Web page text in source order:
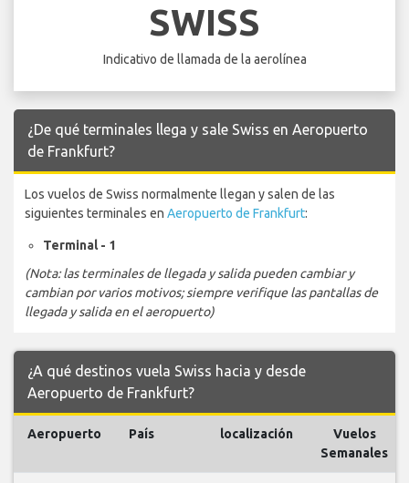
SWISS
Indicativo de llamada de la aerolínea
¿De qué terminales llega y sale Swiss en Aeropuerto
de Frankfurt?
Los vuelos de Swiss normalmente llegan y salen de las
siguientes terminales en Aeropuerto de Frankfurt:
Terminal - 1
(Nota: las terminales de llegada y salida pueden cambiar y
cambian por varios motivos; siempre verifique las pantallas de
llegada y salida en el aeropuerto)
¿A qué destinos vuela Swiss hacia y desde
Aeropuerto de Frankfurt?
Aeropuerto País localización
Vuelos
Semanales